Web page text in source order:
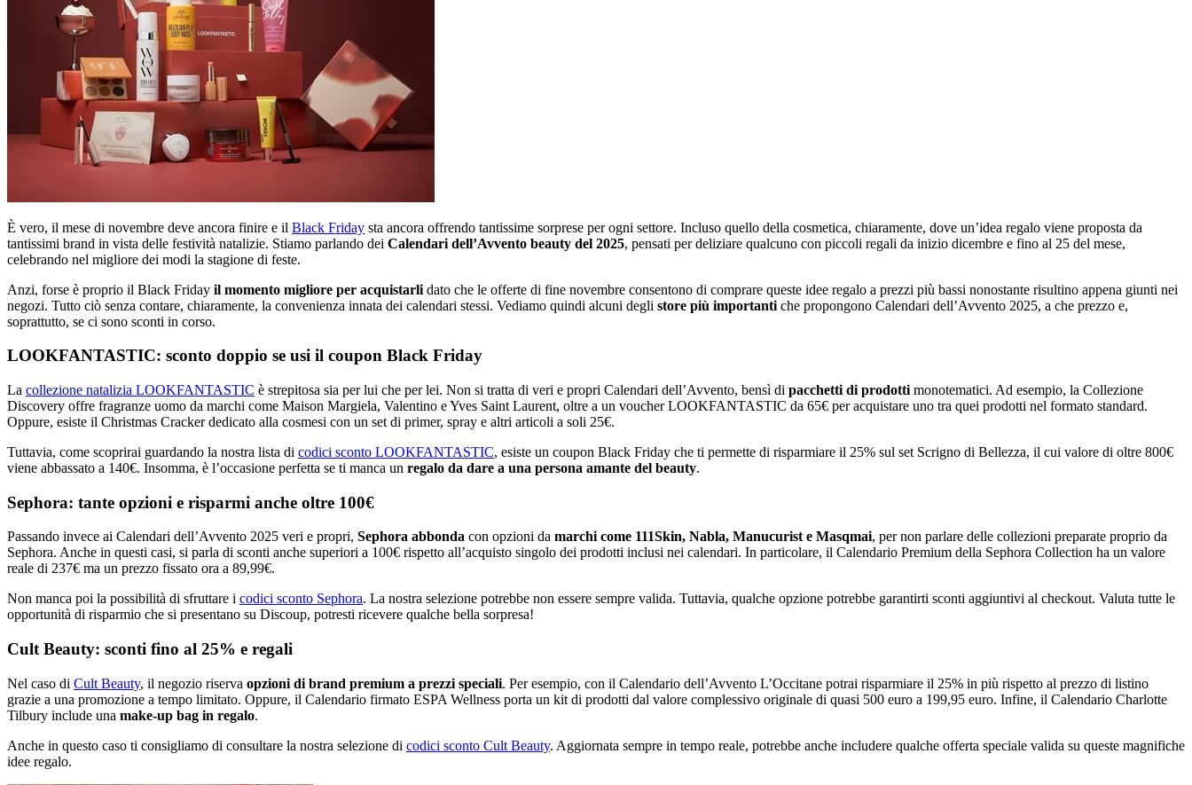
È vero, il mese di novembre deve ancora finire e il Black Friday sta ancora offrendo tantissime sorprese per ogni settore. Incluso quello della cosmetica, chiaramente, dove un’idea regalo viene proposta da
tantissimi brand in vista delle festività natalizie. Stiamo parlando dei Calendari dell’Avvento beauty del 2025, pensati per deliziare qualcuno con piccoli regali da inizio dicembre e fino al 25 del mese,
celebrando nel migliore dei modi la stagione di feste.
Anzi, forse è proprio il Black Friday il momento migliore per acquistarli dato che le offerte di fine novembre consentono di comprare queste idee regalo a prezzi più bassi nonostante risultino appena giunti nei
negozi. Tutto ciò senza contare, chiaramente, la convenienza innata dei calendari stessi. Vediamo quindi alcuni degli store più importanti che propongono Calendari dell’Avvento 2025, a che prezzo e,
soprattutto, se ci sono sconti in corso.
LOOKFANTASTIC: sconto doppio se usi il coupon Black Friday
La collezione natalizia LOOKFANTASTIC è strepitosa sia per lui che per lei. Non si tratta di veri e propri Calendari dell’Avvento, bensì di pacchetti di prodotti monotematici. Ad esempio, la Collezione
Discovery offre fragranze uomo da marchi come Maison Margiela, Valentino e Yves Saint Laurent, oltre a un voucher LOOKFANTASTIC da 65€ per acquistare uno tra quei prodotti nel formato standard.
Oppure, esiste il Christmas Cracker dedicato alla cosmesi con un set di primer, spray e altri articoli a soli 25€.
Tuttavia, come scoprirai guardando la nostra lista di codici sconto LOOKFANTASTIC, esiste un coupon Black Friday che ti permette di risparmiare il 25% sul set Scrigno di Bellezza, il cui valore di oltre 800€
viene abbassato a 140€. Insomma, è l’occasione perfetta se ti manca un regalo da dare a una persona amante del beauty.
Sephora: tante opzioni e risparmi anche oltre 100€
Passando invece ai Calendari dell’Avvento 2025 veri e propri, Sephora abbonda con opzioni da marchi come 111Skin, Nabla, Manucurist e Masqmai, per non parlare delle collezioni preparate proprio da
Sephora. Anche in questi casi, si parla di sconti anche superiori a 100€ rispetto all’acquisto singolo dei prodotti inclusi nei calendari. In particolare, il Calendario Premium della Sephora Collection ha un valore
reale di 237€ ma un prezzo fissato ora a 89,99€.
Non manca poi la possibilità di sfruttare i codici sconto Sephora. La nostra selezione potrebbe non essere sempre valida. Tuttavia, qualche opzione potrebbe garantirti sconti aggiuntivi al checkout. Valuta tutte le
opportunità di risparmio che si presentano su Discoup, potresti ricevere qualche bella sorpresa!
Cult Beauty: sconti fino al 25% e regali
Nel caso di Cult Beauty, il negozio riserva opzioni di brand premium a prezzi speciali. Per esempio, con il Calendario dell’Avvento L’Occitane potrai risparmiare il 25% in più rispetto al prezzo di listino
grazie a una promozione a tempo limitato. Oppure, il Calendario firmato ESPA Wellness porta un kit di prodotti dal valore complessivo originale di quasi 500 euro a 199,95 euro. Infine, il Calendario Charlotte
Tilbury include una make-up bag in regalo.
Anche in questo caso ti consigliamo di consultare la nostra selezione di codici sconto Cult Beauty. Aggiornata sempre in tempo reale, potrebbe anche includere qualche offerta speciale valida su queste magnifiche
idee regalo.